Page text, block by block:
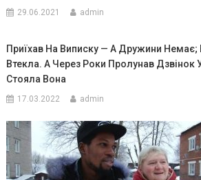
29.06.2021 admin
Приїхав На Виписку — А Дружини Немає;
Втекла. А Через Роки Пролунав Дзвінок
Стояла Вона
17.03.2022 admin